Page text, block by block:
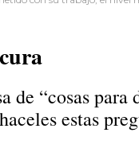
“cosas para
estas